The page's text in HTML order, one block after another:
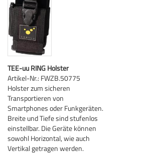
TEE-uu RING Holster
Artikel-Nr.: FWZB.50775
Holster zum sicheren
Transportieren von
Smartphones oder Funkgeräten.
Breite und Tiefe sind stufenlos
einstellbar. Die Geräte können
sowohl Horizontal, wie auch
Vertikal getragen werden.